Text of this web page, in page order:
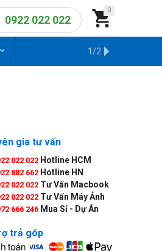
0

0922 022 022
 KHO HÀNG CŨ
1/2
gia tư vấn
022 022 Hotline HCM
882 662 Hotline HN
022 022 Tư Vấn Macbook
022 022 Tư Vấn Máy Ảnh
666 246 Mua Sỉ - Dự Án
trả góp